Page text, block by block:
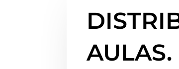
AULAS.